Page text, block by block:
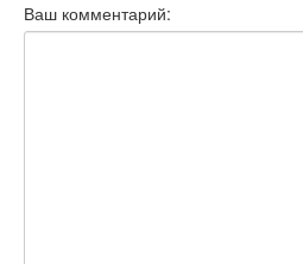
Ваш комментарий: